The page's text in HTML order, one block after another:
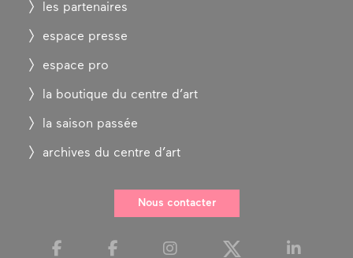
les partenaires
espace presse
espace pro
la boutique du centre d’art
la saison passée
archives du centre d’art
Nous contacter